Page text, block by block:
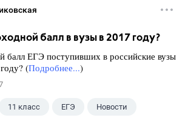
балл в вузы в 2017 году?
балл ЕГЭ поступивших в российские вузы
(Подробнее...)
11 класс ЕГЭ Новости